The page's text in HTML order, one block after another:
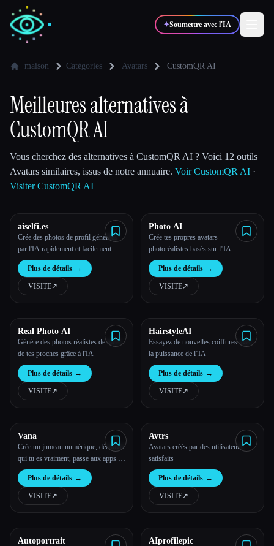
✦Soumettre avec l'IA
💻Développeurs
🎓Étudiants 🎬Créateurs
Blog
Comparer les outils
Toutes les catégories
À propos
maison Catégories Avatars CustomQR AI
Meilleures alternatives à
CustomQR AI
Vous cherchez des alternatives à CustomQR AI ? Voici 12 outils
Avatars similaires, issus de notre annuaire. Voir CustomQR AI ·
Visiter CustomQR AI
aiselfi.es
Crée des photos de profil générées
par l'IA rapidement et facilement.
Utilise notre outil pour créer des
photos de profil IA personnalisées et
gratuites en quelques minutes.
Essaye-le → aiselfi.es
Plus de détails →
VISITE↗︎
Photo AI
Crée tes propres avatars
photoréalistes basés sur l''IA
Plus de détails →
VISITE↗︎
Real Photo AI
Génère des photos réalistes de toi et
de tes proches grâce à l'IA
Plus de détails →
VISITE↗︎
HairstyleAI
Essayez de nouvelles coiffures avec
la puissance de l''IA
Plus de détails →
VISITE↗︎
Vana
Crée un jumeau numérique, découvre
qui tu es vraiment, passe aux apps et
découvre le futur de la technologie.
Plus de détails →
VISITE↗︎
Avtrs
Avatars créés par des utilisateurs
satisfaits
Plus de détails →
VISITE↗︎
Autoportrait AIprofilepic